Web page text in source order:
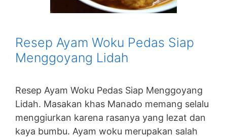
Resep Ayam Woku Pedas Siap
Menggoyang Lidah
Resep Ayam Woku Pedas Siap Menggoyang
Lidah. Masakan khas Manado memang selalu
menggiurkan karena rasanya yang lezat dan
kaya bumbu. Ayam woku merupakan salah